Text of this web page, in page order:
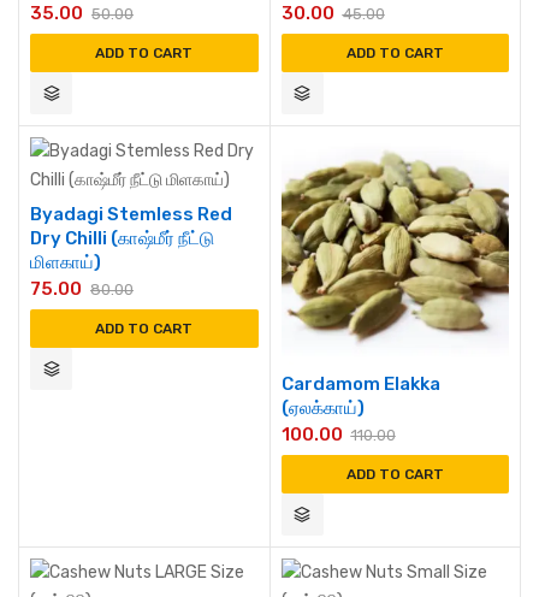
50.00
35.00
ADD TO CART
45.00
30.00
ADD TO CART
Byadagi Stemless Red
Dry Chilli (காஷ்மீர் நீட்டு
மிளகாய்)
80.00
75.00
ADD TO CART
Cardamom Elakka
(ஏலக்காய்)
110.00
100.00
ADD TO CART